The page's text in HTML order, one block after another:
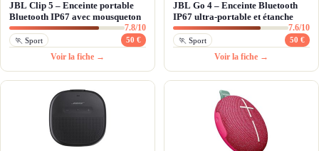
JBL Clip 5 – Enceinte portable
Bluetooth IP67 avec mousqueton
7.8/10
🏃 Sport 50 €
Voir la fiche →
JBL Go 4 – Enceinte Bluetooth
IP67 ultra-portable et étanche
7.6/10
🏃 Sport 50 €
Voir la fiche →